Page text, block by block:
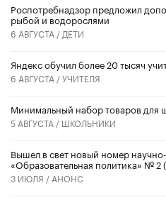
Роспотребнадзор предложил
рыбой и водорослями
6 АВГУСТА / ДЕТИ
​Яндекс обучил более 20 тысяч
6 АВГУСТА /УЧИТЕЛЯ
Минимальный набор товаров для
5 АВГУСТА / ШКОЛЬНИКИ
Вышел в свет новый номер
«Образовательная политика» № 2
3 ИЮЛЯ / АНОНС